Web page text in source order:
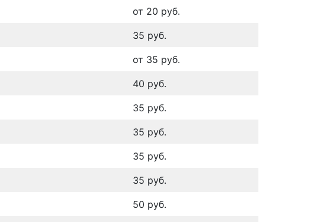
от 20 руб.
35 руб.
от 35 руб.
40 руб.
35 руб.
35 руб.
35 руб.
35 руб.
50 руб.